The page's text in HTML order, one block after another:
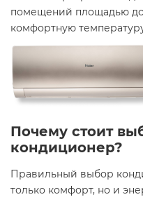
помещений площадью до
комфортную
Почему стоит
кондиционер?
Правильный выбор
только комфорт, но и